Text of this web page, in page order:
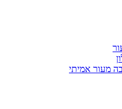
מעור אמיתי